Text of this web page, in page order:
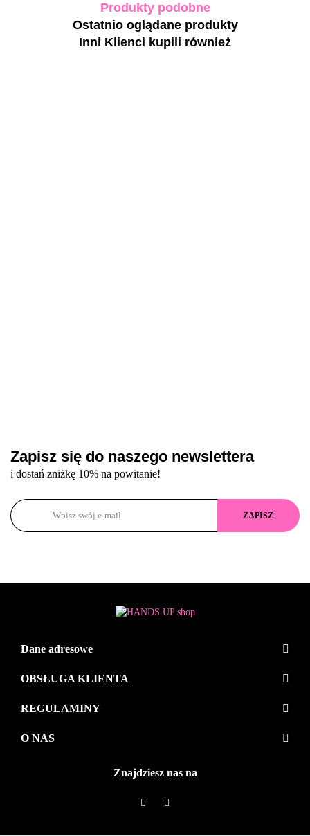
Produkty podobne
Ostatnio oglądane produkty
Inni Klienci kupili również
Zapisz się do naszego newslettera
i dostań zniżkę 10% na powitanie!
Dane adresowe
OBSŁUGA KLIENTA
REGULAMINY
O NAS
Znajdziesz nas na